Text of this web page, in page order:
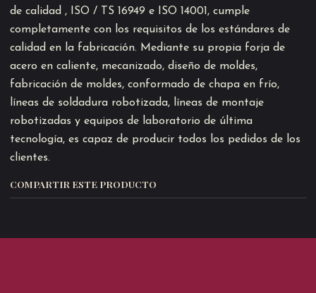
de calidad , ISO / TS 16949 e ISO 14001, cumple
completamente con los requisitos de los estándares de
calidad en la fabricación. Mediante su propia forja de
acero en caliente, mecanizado, diseño de moldes,
fabricación de moldes, conformado de chapa en frío,
líneas de soldadura robotizada, líneas de montaje
robotizadas y equipos de laboratorio de última
tecnología, es capaz de producir todos los pedidos de los
clientes.
COMPARTIR ESTE PRODUCTO